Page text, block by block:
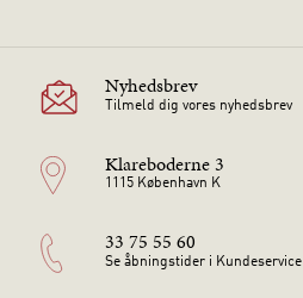
Nyhedsbrev
Tilmeld dig vores nyhedsbrev
Klareboderne 3
1115 København K
33 75 55 60
Se åbningstider i Kundeservice